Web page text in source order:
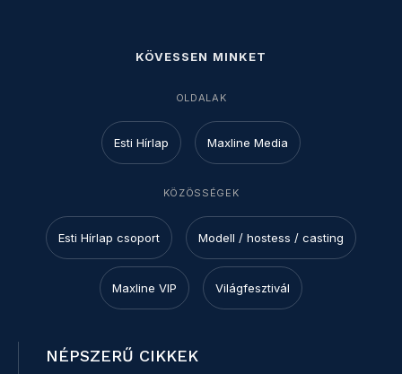
KÖVESSEN MINKET
OLDALAK
Esti Hírlap Maxline Media
KÖZÖSSÉGEK
Esti Hírlap csoport Modell / hostess / casting
Maxline VIP Világfesztivál
NÉPSZERŰ CIKKEK